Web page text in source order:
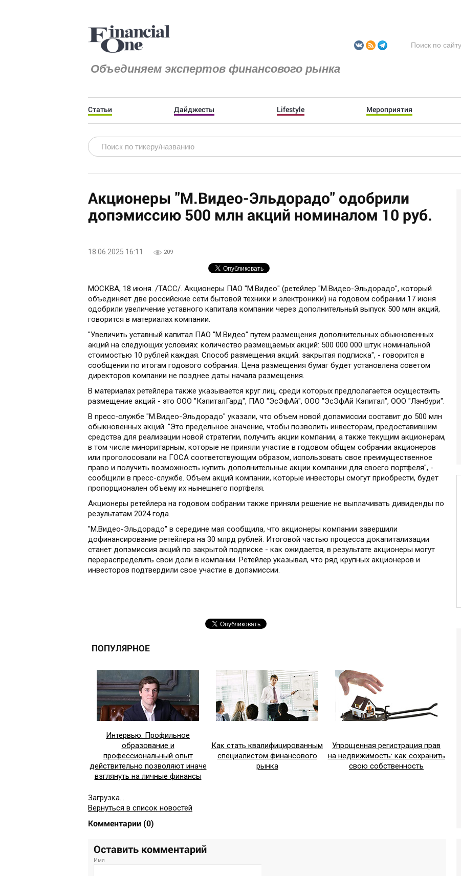
Объединяем экспертов финансового рынка
Статьи Дайджесты Lifestyle Мероприятия
Акционеры "М.Видео-Эльдорадо" одобрили
допэмиссию 500 млн акций номиналом 10 руб.
18.06.2025 16:11 209
МОСКВА, 18 июня. /ТАСС/. Акционеры ПАО "М.Видео" (ретейлер "М.Видео-Эльдорадо", который
объединяет две российские сети бытовой техники и электроники) на годовом собрании 17 июня
одобрили увеличение уставного капитала компании через дополнительный выпуск 500 млн акций,
говорится в материалах компании.
"Увеличить уставный капитал ПАО "М.Видео" путем размещения дополнительных обыкновенных
акций на следующих условиях: количество размещаемых акций: 500 000 000 штук номинальной
стоимостью 10 рублей каждая. Способ размещения акций: закрытая подписка", - говорится в
сообщении по итогам годового собрания. Цена размещения бумаг будет установлена советом
директоров компании не позднее даты начала размещения.
В материалах ретейлера также указывается круг лиц, среди которых предполагается осуществить
размещение акций - это ООО "КэпиталГард", ПАО "ЭсЭфАй", ООО "ЭсЭфАй Кэпитал", ООО "Лэнбури".
В пресс-службе "М.Видео-Эльдорадо" указали, что объем новой допэмиссии составит до 500 млн
обыкновенных акций. "Это предельное значение, чтобы позволить инвесторам, предоставившим
средства для реализации новой стратегии, получить акции компании, а также текущим акционерам,
в том числе миноритарным, которые не приняли участие в годовом общем собрании акционеров
или проголосовали на ГОСА соответствующим образом, использовать свое преимущественное
право и получить возможность купить дополнительные акции компании для своего портфеля", -
сообщили в пресс-службе. Объем акций компании, которые инвесторы смогут приобрести, будет
пропорционален объему их нынешнего портфеля.
Акционеры ретейлера на годовом собрании также приняли решение не выплачивать дивиденды по
результатам 2024 года.
"М.Видео-Эльдорадо" в середине мая сообщила, что акционеры компании завершили
дофинансирование ретейлера на 30 млрд рублей. Итоговой частью процесса докапитализации
станет допэмиссия акций по закрытой подписке - как ожидается, в результате акционеры могут
перераспределить свои доли в компании. Ретейлер указывал, что ряд крупных акционеров и
инвесторов подтвердили свое участие в допэмиссии.
ПОПУЛЯРНОЕ
Интервью: Профильное
образование и
профессиональный опыт
действительно позволяют иначе
взглянуть на личные финансы
Как стать квалифицированным
специалистом финансового
рынка
Упрощенная регистрация прав
на недвижимость: как сохранить
свою собственность
Загрузка...
Вернуться в список новостей
Комментарии (0)
Оставить комментарий
Имя